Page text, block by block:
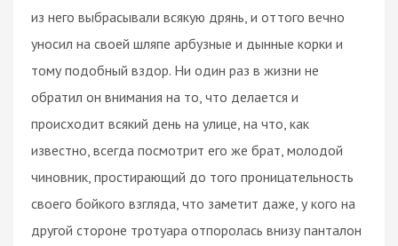
из него выбрасывали всякую дрянь, и оттого вечно
уносил на своей шляпе арбузные и дынные корки и
тому подобный вздор. Ни один раз в жизни не
обратил он внимания на то, что делается и
происходит всякий день на улице, на что, как
известно, всегда посмотрит его же брат, молодой
чиновник, простирающий до того проницательность
своего бойкого взгляда, что заметит даже, у кого на
другой стороне тротуара отпоролась внизу панталон